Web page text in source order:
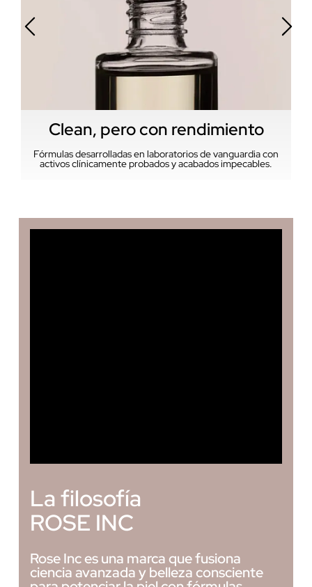
Clean, pero con rendimiento
Fórmulas desarrolladas en laboratorios de vanguardia con
activos clínicamente probados y acabados impecables.
La filosofía
ROSE INC
Rose Inc es una marca que fusiona
ciencia avanzada y belleza consciente